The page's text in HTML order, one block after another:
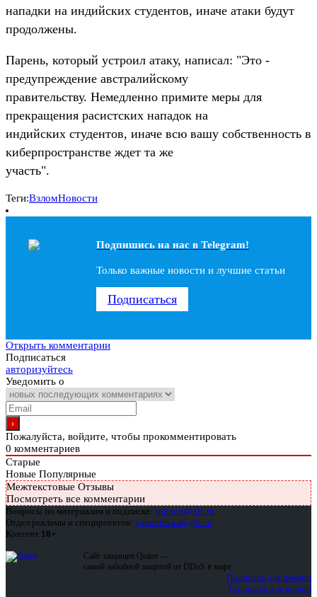
нападки на индийских студентов, иначе атаки будут
продолжены.
Парень, который устроил атаку, написал: "Это -
предупреждение австралийскому
правительству. Немедленно примите меры для
прекращения расистских нападок на
индийских студентов, иначе всю вашу собственность в
киберпространстве ждет та же
участь".
Теги:ВзломНовости
Подпишись на наc в Telegram!
Только важные новости и лучшие статьи
Подписаться
Открыть комментарии
Подписаться
авторизуйтесь
Уведомить о
Пожалуйста, войдите, чтобы прокомментировать
0 комментариев
Старые
Новые Популярные
Межтекстовые Отзывы
Посмотреть все комментарии
Вопросы по материалам и подписке: support@glc.ru
Отдел рекламы и спецпроектов: yakovleva.a@glc.ru
Контент 18+
Сайт защищен Qrator —
самой забойной защитой от DDoS в мире
Подписка для физлиц
Подписка для юрлиц